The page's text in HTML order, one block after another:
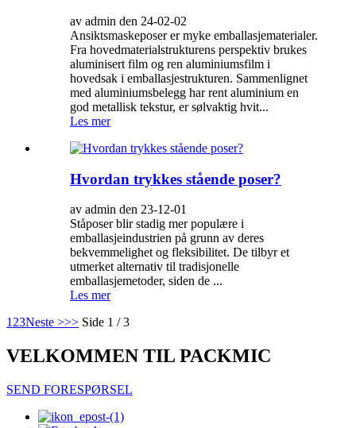
av admin den 24-02-02
Ansiktsmaskeposer er myke emballasjematerialer.
Fra hovedmaterialstrukturens perspektiv brukes
aluminisert film og ren aluminiumsfilm i
hovedsak i emballasjestrukturen. Sammenlignet
med aluminiumsbelegg har rent aluminium en
god metallisk tekstur, er sølvaktig hvit...
Les mer
Hvordan trykkes stående poser?
av admin den 23-12-01
Ståposer blir stadig mer populære i
emballasjeindustrien på grunn av deres
bekvemmelighet og fleksibilitet. De tilbyr et
utmerket alternativ til tradisjonelle
emballasjemetoder, siden de ...
Les mer
1 23Neste >>> Side 1 / 3
VELKOMMEN TIL PACKMIC
SEND FORESPØRSEL